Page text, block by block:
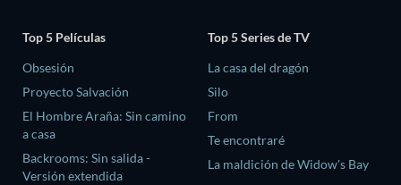
Top 5 Películas
Obsesión
Proyecto Salvación
El Hombre Araña: Sin camino
a casa
Backrooms: Sin salida -
Versión extendida
Top 5 Series de TV
La casa del dragón
Silo
From
Te encontraré
La maldición de Widow's Bay